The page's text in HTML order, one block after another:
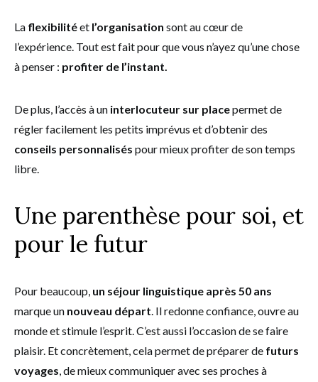
La flexibilitéet l’organisation sont au cœur de
l’expérience. Tout est fait pour que vous n’ayez qu’une chose
à penser : profiter de l’instant.
De plus, l’accès à un interlocuteur sur placepermet de
régler facilement les petits imprévus et d’obtenir des
conseils personnalisés pour mieux profiter de son temps
libre.
Une parenthèse pour soi, et
pour le futur
Pour beaucoup, un séjour linguistique après 50 ans
marque un nouveau départ . Il redonne confiance, ouvre au
monde et stimule l’esprit. C’est aussi l’occasion de se faire
plaisir. Et concrètement, cela permet de préparer de futurs
voyages , de mieux communiquer avec ses proches à